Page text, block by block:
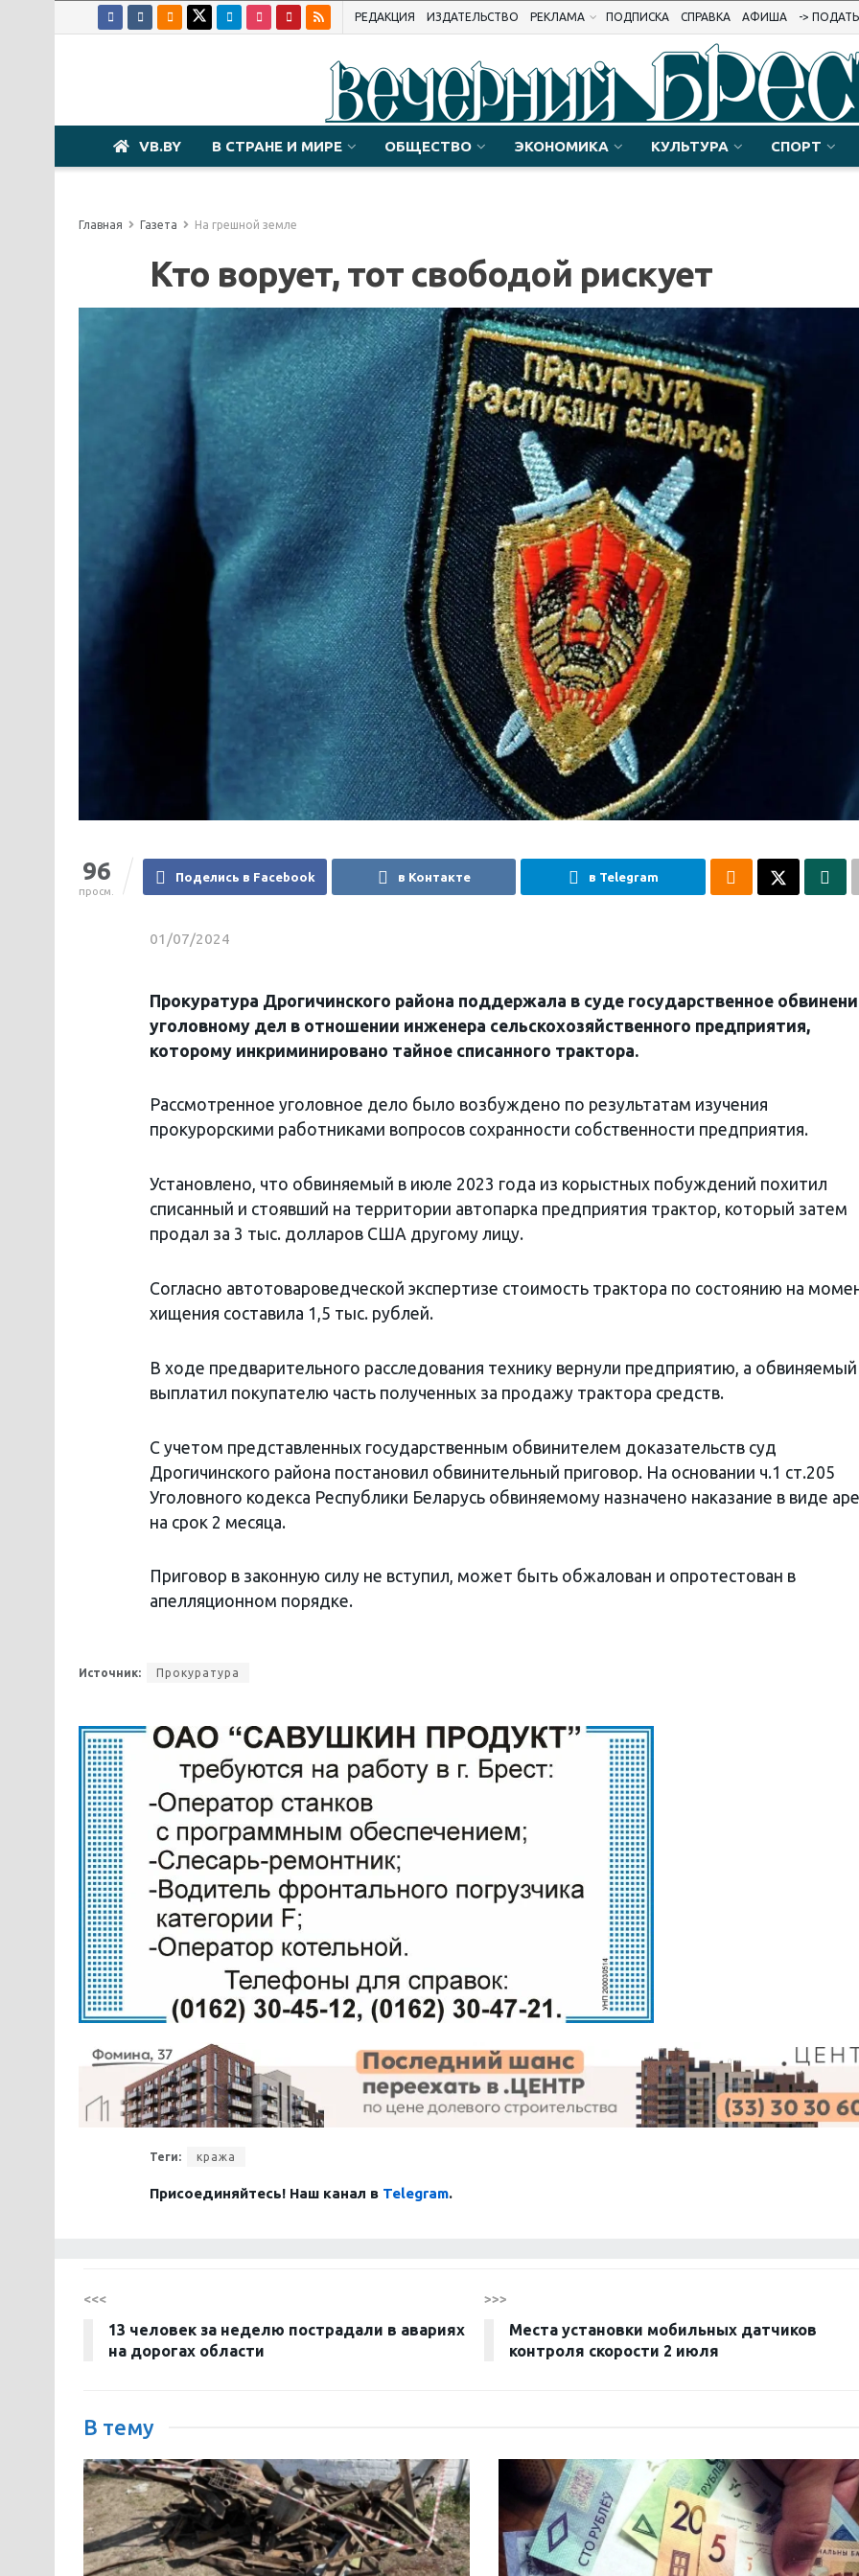
РЕДАКЦИЯ ИЗДАТЕЛЬСТВО РЕКЛАМА ПОДПИСКА СПРАВКА АФИША ->
VB.BY В СТРАНЕ И МИРЕ ОБЩЕСТВО ЭКОНОМИКА КУЛЬТУРА СПОРТ
Главная Газета На грешной земле
Кто ворует, тот свободой рискует
96
просм.
Поделись в Facebook в Контакте в Telegram
01/07/2024
Прокуратура Дрогичинского района поддержала в суде государственное
уголовному дел в отношении инженера сельскохозяйственного предприятия,
которому инкриминировано тайное списанного трактора.
Рассмотренное уголовное дело было возбуждено по результатам изучения
прокурорскими работниками вопросов сохранности собственности предприятия.
Установлено, что обвиняемый в июле 2023 года из корыстных побуждений похитил
списанный и стоявший на территории автопарка предприятия трактор, который затем
продал за 3 тыс. долларов США другому лицу.
Согласно автотовароведческой экспертизе стоимость трактора по состоянию на
хищения составила 1,5 тыс. рублей.
В ходе предварительного расследования технику вернули предприятию, а обвиняемый
выплатил покупателю часть полученных за продажу трактора средств.
С учетом представленных государственным обвинителем доказательств суд
Дрогичинского района постановил обвинительный приговор. На основании ч.1 ст.205
Уголовного кодекса Республики Беларусь обвиняемому назначено наказание в виде
на срок 2 месяца.
Приговор в законную силу не вступил, может быть обжалован и опротестован в
апелляционном порядке.
Источник: Прокуратура
Теги: кража
Присоединяйтесь! Наш канал в Telegram.
<<<
13 человек за неделю пострадали в авариях
на дорогах области
>>>
Места установки мобильных датчиков
контроля скорости 2 июля
В тему